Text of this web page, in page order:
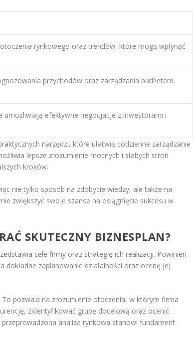
rynkowego oraz trendów, które mogą wpłynąć
przychodów oraz zarządzania budżetem.
umożliwiają efektywne negocjacje z inwestorami i
narzędzi, które ułatwią codzienne zarządzanie
lepsze zrozumienie mocnych i słabych stron
kroków.
nie tylko sposób na zdobycie wiedzy, ale także na
zwiększyć swoje szanse na osiągnięcie sukcesu w
SKUTECZNY BIZNESPLAN?
cele firmy oraz strategię ich realizacji. Powinien
zaplanowanie działalności oraz ocenę jej
To pozwala na zrozumienie otoczenia, w którym firma
zidentyfikować grupę docelową oraz ocenić
analiza rynkowa stanowi fundament